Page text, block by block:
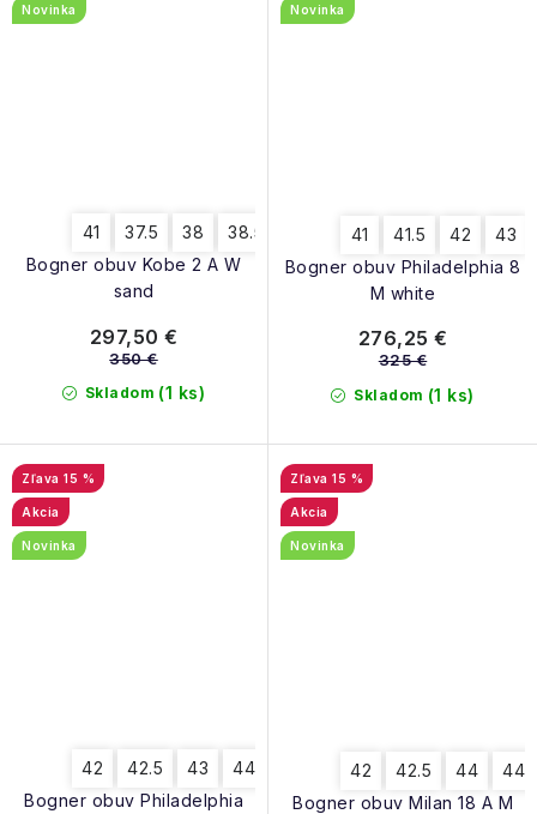
Bogner obuv Kobe 2 A W
sand
Novinka
41 37.5 38 38.5 40 40.5 39.5
Skladom (1 ks)
297,50 €
350 €
Bogner obuv Philadelphia 8
M white
Novinka
41 41.5 42 43
Skladom (1 ks)
276,25 €
325 €
Bogner obuv Philadelphia
15 %
Akcia
Novinka
42 42.5 43 44
Bogner obuv Milan 18 A M
15 %
Akcia
Novinka
42 42.5 44